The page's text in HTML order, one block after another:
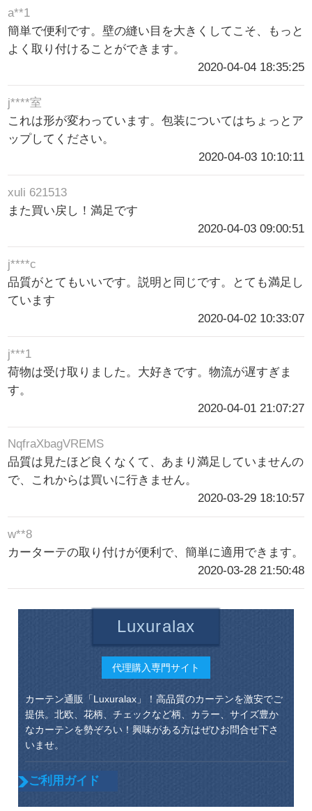
a**1
簡単で便利です。壁の縫い目を大きくしてこそ、もっと
よく取り付けることができます。
2020-04-04 18:35:25
j****室
これは形が変わっています。包装についてはちょっとア
ップしてください。
2020-04-03 10:10:11
xuli 621513
また買い戻し！満足です
2020-04-03 09:00:51
j****c
品質がとてもいいです。説明と同じです。とても満足し
ています
2020-04-02 10:33:07
j***1
荷物は受け取りました。大好きです。物流が遅すぎま
す。
2020-04-01 21:07:27
NqfraXbagVREMS
品質は見たほど良くなくて、あまり満足していませんの
で、これからは買いに行きません。
2020-03-29 18:10:57
w**8
カーターテの取り付けが便利で、簡単に適用できます。
2020-03-28 21:50:48
Luxuralax
代理購入専門サイト
カーテン通販「Luxuralax」！高品質のカーテンを激安でご
提供。北欧、花柄、チェックなど柄、カラー、サイズ豊か
なカーテンを勢ぞろい！興味がある方はぜひお問合せ下さ
いませ。
ご利用ガイド